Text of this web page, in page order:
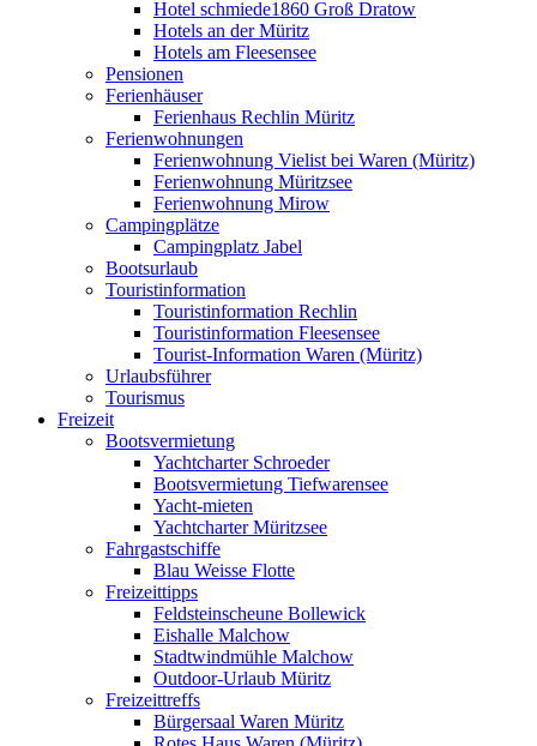
Hotel schmiede1860 Groß Dratow
Hotels an der Müritz
Hotels am Fleesensee
Pensionen
Ferienhäuser
Ferienhaus Rechlin Müritz
Ferienwohnungen
Ferienwohnung Vielist bei Waren (Müritz)
Ferienwohnung Müritzsee
Ferienwohnung Mirow
Campingplätze
Campingplatz Jabel
Bootsurlaub
Touristinformation
Touristinformation Rechlin
Touristinformation Fleesensee
Tourist-Information Waren (Müritz)
Urlaubsführer
Tourismus
Freizeit
Bootsvermietung
Yachtcharter Schroeder
Bootsvermietung Tiefwarensee
Yacht-mieten
Yachtcharter Müritzsee
Fahrgastschiffe
Blau Weisse Flotte
Freizeittipps
Feldsteinscheune Bollewick
Eishalle Malchow
Stadtwindmühle Malchow
Outdoor-Urlaub Müritz
Freizeittreffs
Bürgersaal Waren Müritz